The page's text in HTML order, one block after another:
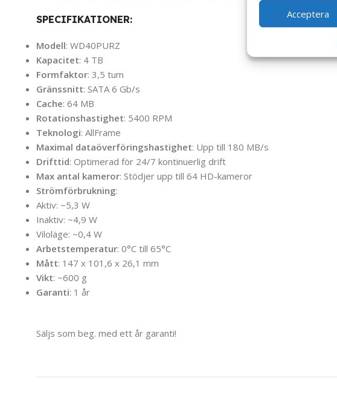
Acceptera
SPECIFIKATIONER:
Modell: WD40PURZ
Kapacitet: 4 TB
Formfaktor: 3,5 tum
Gränssnitt: SATA 6 Gb/s
Cache: 64 MB
Rotationshastighet: 5400 RPM
Teknologi: AllFrame
Maximal dataöverföringshastighet: Upp till 180 MB/s
Drifttid: Optimerad för 24/7 kontinuerlig drift
Max antal kameror: Stödjer upp till 64 HD-kameror
Strömförbrukning:
Aktiv: ~5,3 W
Inaktiv: ~4,9 W
Viloläge: ~0,4 W
Arbetstemperatur: 0°C till 65°C
Mått: 147 x 101,6 x 26,1 mm
Vikt: ~600 g
Garanti: 1 år
Säljs som beg. med ett år garanti!